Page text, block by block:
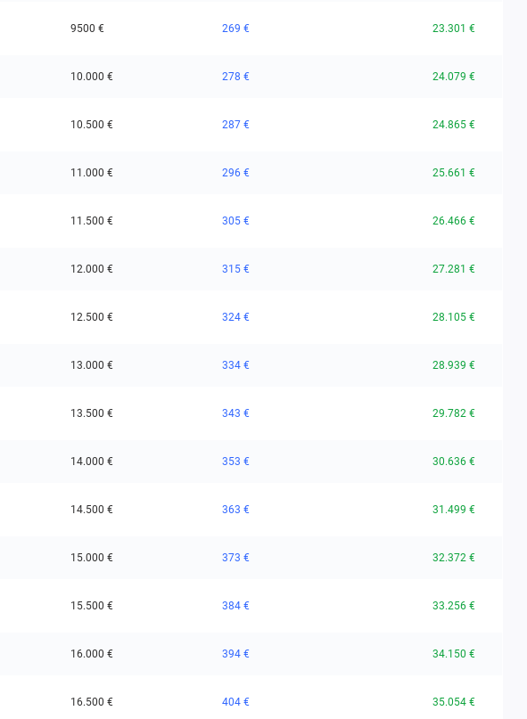
9500 € 269 € 23.301 €
10.000 € 278 € 24.079 €
10.500 € 287 € 24.865 €
11.000 € 296 € 25.661 €
11.500 € 305 € 26.466 €
12.000 € 315 € 27.281 €
12.500 € 324 € 28.105 €
13.000 € 334 € 28.939 €
13.500 € 343 € 29.782 €
14.000 € 353 € 30.636 €
14.500 € 363 € 31.499 €
15.000 € 373 € 32.372 €
15.500 € 384 € 33.256 €
16.000 € 394 € 34.150 €
16.500 € 404 € 35.054 €